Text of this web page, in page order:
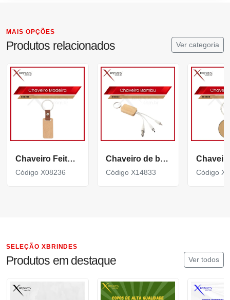
MAIS OPÇÕES
Produtos relacionados Ver categoria
Chaveiro Feito em Madeira com detalhe em couro X08236
Código X08236
Chaveiro de bambu com cabo para carregamento X14833
Código X14833 Código
SELEÇÃO XBRINDES
Produtos em destaque Ver todos